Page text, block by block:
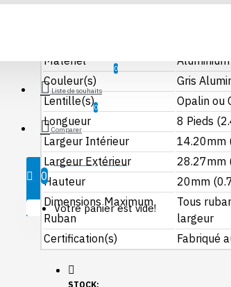
Voir Plus
Encastrés
Encastrés de plafond
Encastrés de Cabinet
Lumière de sol en Acier Inoxidable
Encastré d'escalier
Liste de souhaits
0
Comparer
0
0 élément (s) - $0.00
0
Votre panier est vide!
Matériel
Couleur(s)
Gris
Lentille(s)
Opalin ou
Longueur
8 Pieds
Largeur Intérieur
14.20mm
Largeur Extérieur
28.27mm
Hauteur
20mm
Dimensions Maximum
Ruban
Tous
largeur
Certification(s)
Fabriqué
STOCK: